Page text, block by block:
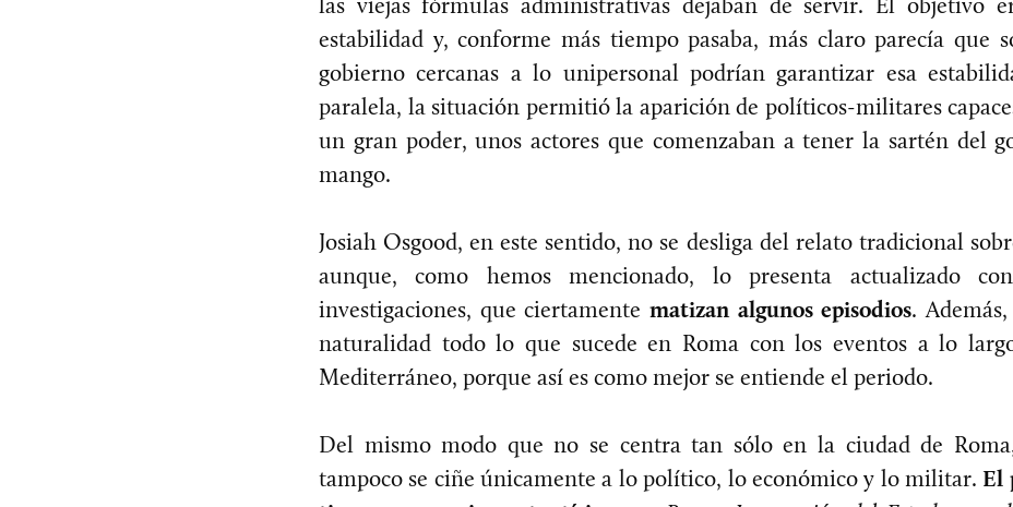
estabilidad y, conforme más tiempo pasaba, más claro parecía que
gobierno cercanas a lo unipersonal podrían garantizar esa
paralela, la situación permitió la aparición de políticos-militares
un gran poder, unos actores que comenzaban a tener la sartén del
mango.
Josiah Osgood, en este sentido, no se desliga del relato tradicional
aunque, como hemos mencionado, lo presenta actualizado
investigaciones, que ciertamente matizan algunos episodios.
naturalidad todo lo que sucede en Roma con los eventos a lo
Mediterráneo, porque así es como mejor se entiende el periodo.
Del mismo modo que no se centra tan sólo en la ciudad de
tampoco se ciñe únicamente a lo político, lo económico y lo militar.El